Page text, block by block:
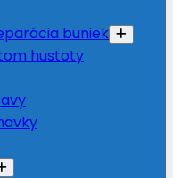
buniek
hustoty